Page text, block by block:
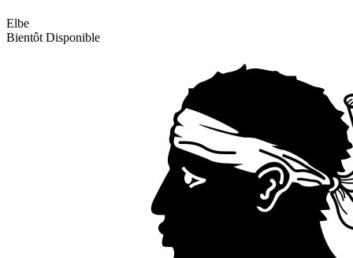
Elbe
Bientôt Disponible